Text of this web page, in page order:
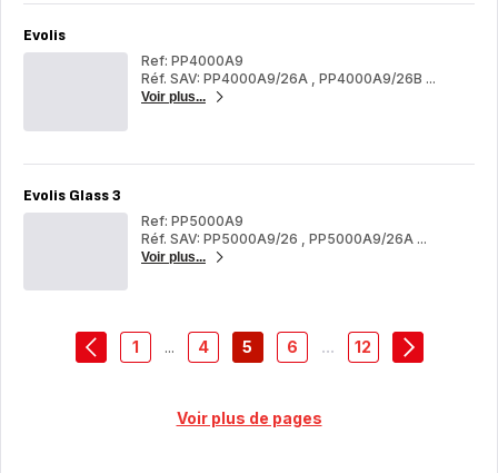
Evolis
Ref: PP4000A9
Réf. SAV: PP4000A9/26A , PP4000A9/26B ...
Voir plus...
Evolis Glass 3
Ref: PP5000A9
Réf. SAV: PP5000A9/26
PP5000A9/26A ...
Voir plus...
navigation.pagination.actions.prev
1-
... 4
-
5
-
6
-
... 12
-
Voir plus de pages